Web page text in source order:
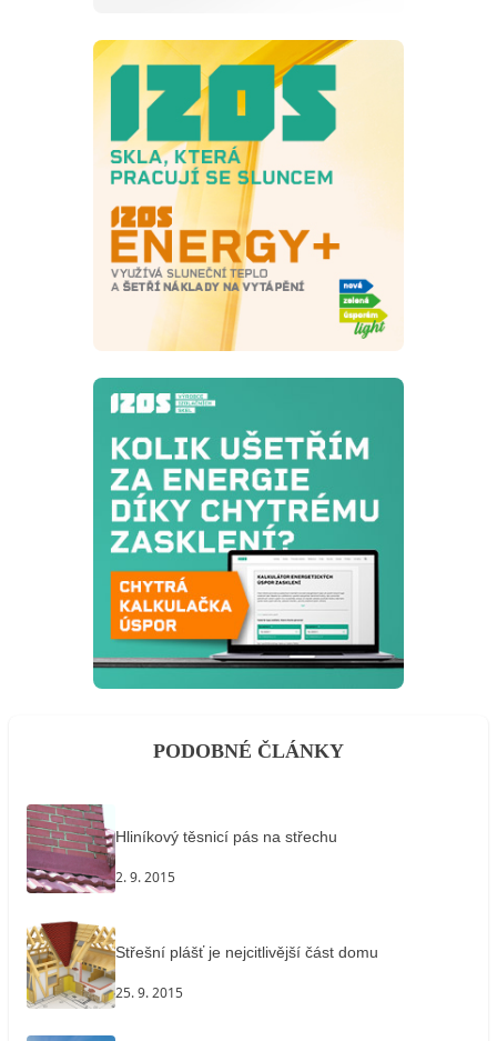
PODOBNÉ ČLÁNKY
Hliníkový těsnicí pás na střechu
2. 9. 2015
Střešní plášť je nejcitlivější část domu
25. 9. 2015